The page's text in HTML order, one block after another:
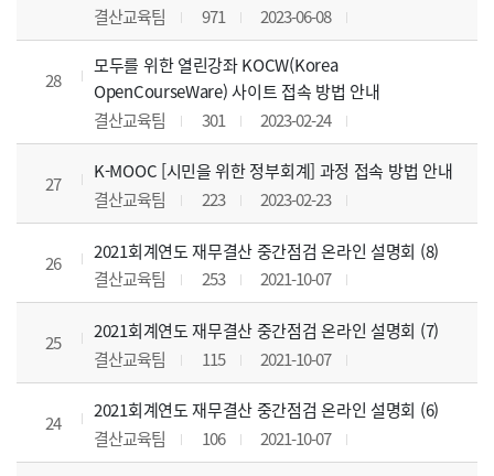
결산교육팀
971 2023-06-08
28
모두를 위한 열린강좌 KOCW(Korea
OpenCourseWare) 사이트 접속 방법 안내
결산교육팀
301 2023-02-24
27
K-MOOC [시민을 위한 정부회계] 과정 접속 방법 안내
결산교육팀
223 2023-02-23
26
2021회계연도 재무결산 중간점검 온라인 설명회 (8)
결산교육팀
253 2021-10-07
25
2021회계연도 재무결산 중간점검 온라인 설명회 (7)
결산교육팀
115 2021-10-07
24
2021회계연도 재무결산 중간점검 온라인 설명회 (6)
결산교육팀
106 2021-10-07